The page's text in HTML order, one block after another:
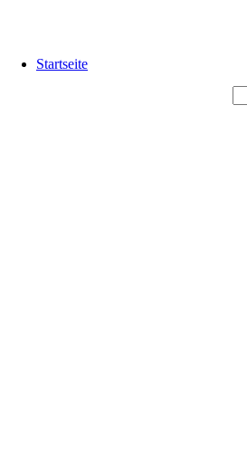
Startseite